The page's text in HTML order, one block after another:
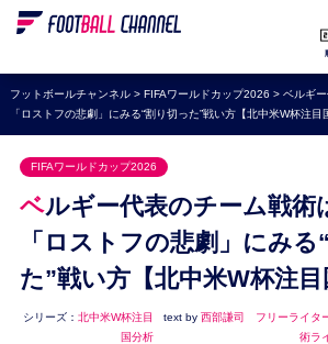
WEリーグ
海外サッカー
プレミアリーグ
ラ・リーガ
セリエA
ブンデスリーガ
UEFA
ナショナルチーム
フットボールチャンネル> FIFAワールドカップ2026 > ベルギ
「ロストフの悲劇」にみる“割り切った”戦い方【北中米W杯注目
FIFAワールドカップ2026
ベルギー代表のチーム戦術は？ 8年前の
「ロストフの悲劇」にみる
た”戦い方【北中米W杯注目
シリーズ： 北中米W杯注目
国分析
text by西部謙司 フリーライタ
術ラ